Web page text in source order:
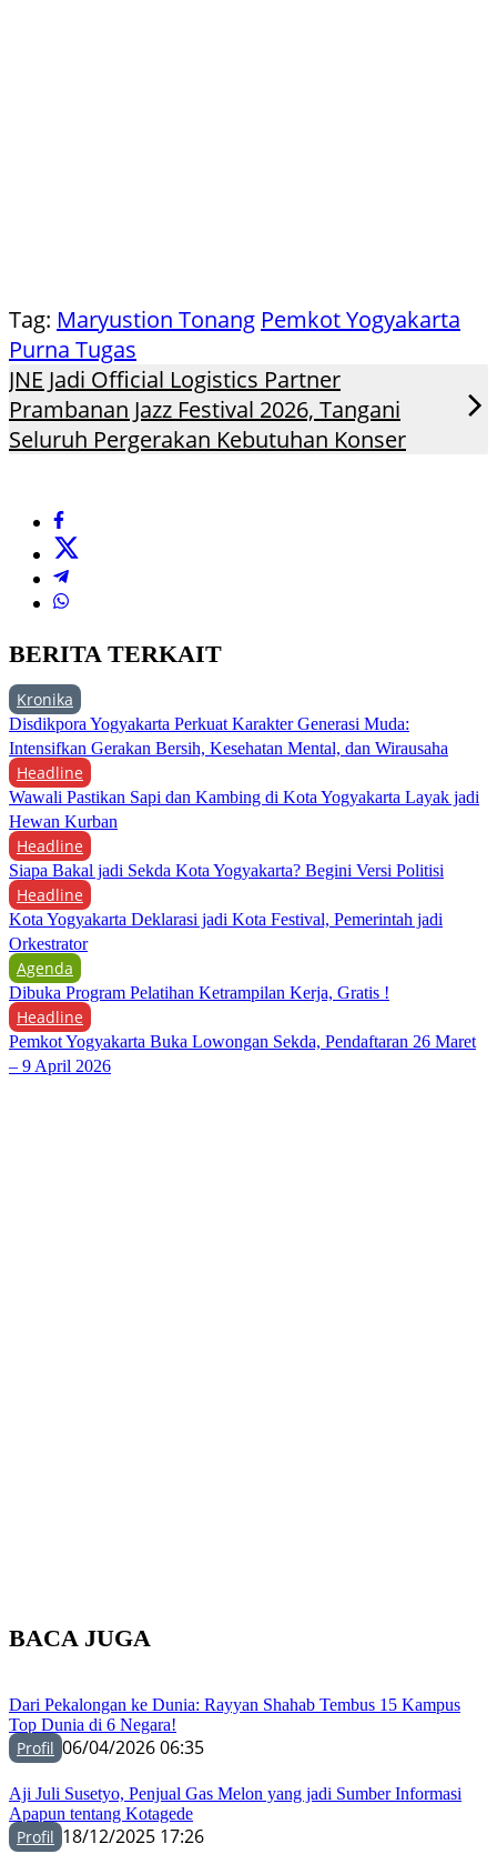
Tag: Maryustion Tonang Pemkot Yogyakarta
Purna Tugas
JNE Jadi Official Logistics Partner
Prambanan Jazz Festival 2026, Tangani
Seluruh Pergerakan Kebutuhan Konser
BERITA TERKAIT
Kronika
Disdikpora Yogyakarta Perkuat Karakter Generasi Muda:
Intensifkan Gerakan Bersih, Kesehatan Mental, dan Wirausaha
Headline
Wawali Pastikan Sapi dan Kambing di Kota Yogyakarta Layak jadi
Hewan Kurban
Headline
Siapa Bakal jadi Sekda Kota Yogyakarta? Begini Versi Politisi
Headline
Kota Yogyakarta Deklarasi jadi Kota Festival, Pemerintah jadi
Orkestrator
Agenda
Dibuka Program Pelatihan Ketrampilan Kerja, Gratis !
Headline
Pemkot Yogyakarta Buka Lowongan Sekda, Pendaftaran 26 Maret
– 9 April 2026
BACA JUGA
Dari Pekalongan ke Dunia: Rayyan Shahab Tembus 15 Kampus
Top Dunia di 6 Negara!
Profil 06/04/2026 06:35
Aji Juli Susetyo, Penjual Gas Melon yang jadi Sumber Informasi
Apapun tentang Kotagede
Profil 18/12/2025 17:26